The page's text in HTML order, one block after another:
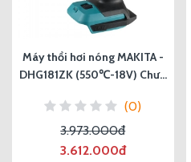
Máy thổi hơi nóng MAKITA -
DHG181ZK (550℃-18V) Chưa
(0)
3.973.000đ
3.612.000đ